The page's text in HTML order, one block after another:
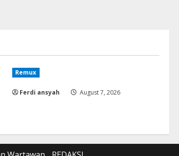
Remux
Ferdi ansyah August 7, 2026